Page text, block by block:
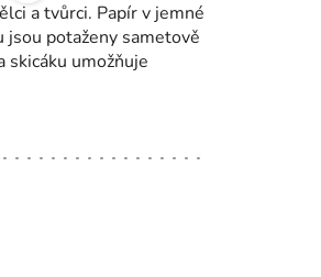
a tvůrci. Papír v jemné
jsou potaženy sametově
skicáku umožňuje